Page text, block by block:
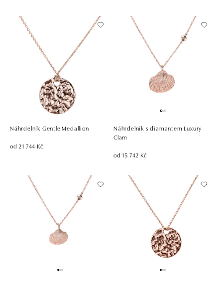
Náhrdelník Gentle Medallion
od 21 744 Kč
Náhrdelník s diamantem Luxury
Clam
od 15 742 Kč